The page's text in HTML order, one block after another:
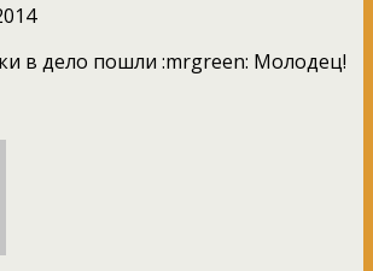
в дело пошли :mrgreen: Молодец!